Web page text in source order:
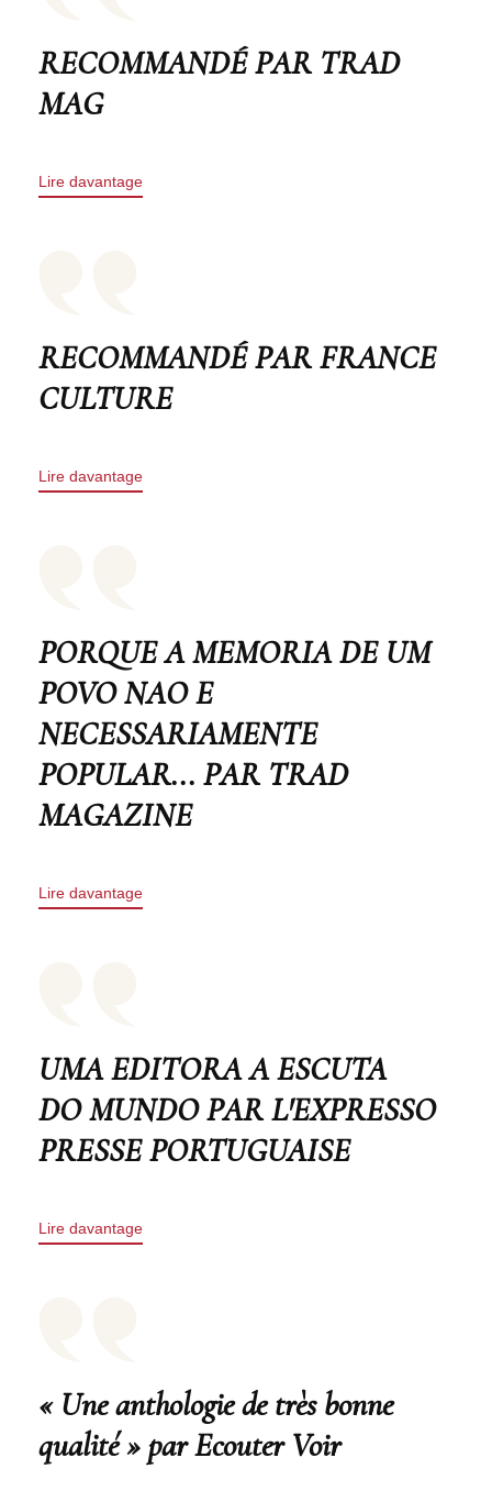
RECOMMANDÉ PAR TRAD
MAG
Lire davantage
RECOMMANDÉ PAR FRANCE
CULTURE
Lire davantage
PORQUE A MEMORIA DE UM
POVO NAO E
NECESSARIAMENTE
POPULAR... PAR TRAD
MAGAZINE
Lire davantage
UMA EDITORA A ESCUTA
DO MUNDO PAR L'EXPRESSO
PRESSE PORTUGUAISE
Lire davantage
« Une anthologie de très bonne
qualité » par Ecouter Voir